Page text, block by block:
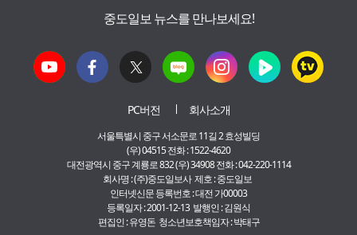
중도일보 뉴스를 만나보세요!
PC버전 회사소개
서울특별시 중구 서소문로 11길 2 효성빌딩
(우) 04515 전화 : 1522-4620
대전광역시 중구 계룡로 832 (우) 34908 전화 : 042-220-1114
회사명 : (주)중도일보사 제호 : 중도일보
인터넷신문 등록번호 : 대전 가00003
등록일자 : 2001-12-13 발행인 : 김원식
편집인 : 유영돈 청소년보호책임자 : 박태구